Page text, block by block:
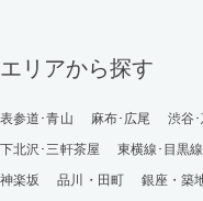
エリアから探す
表参道･青山 麻布･広尾 渋谷
下北沢･三軒茶屋
東横線･目黒線
神楽坂
品川・田町 銀座・築